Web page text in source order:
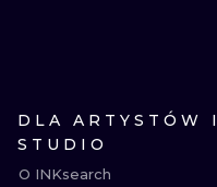
DLA ARTYSTÓW I
STUDIO
O INKsearch